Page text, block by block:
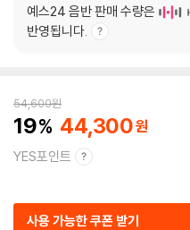
예스24 음반 판매 수량은
반영됩니다.
54,600원
19 44,300
YES포인트
사용 가능한 쿠폰 받기